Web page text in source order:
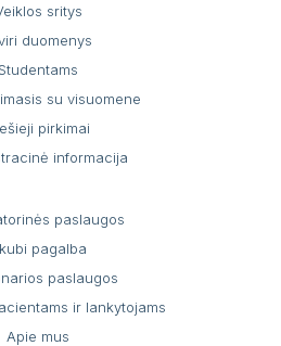
sritys
duomenys
Studentams
su visuomene
pirkimai
informacija
paslaugos
pagalba
paslaugos
ir lankytojams
Apie mus